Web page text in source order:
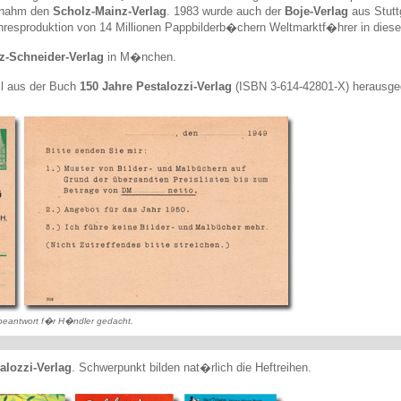
denScholz-Mainz-Verlag. 1983 wurde auch der Boje-Verlag aus
von 14 Millionen Pappbilderb�chern Weltmarktf�hrer in
Schneider-Verlag in M�nchen.
aus der Buch150 Jahre Pestalozzi-Verlag (ISBN 3-614-42801-X)
f�r H�ndler gedacht.
Verlag. Schwerpunkt bilden nat�rlich die Heftreihen.